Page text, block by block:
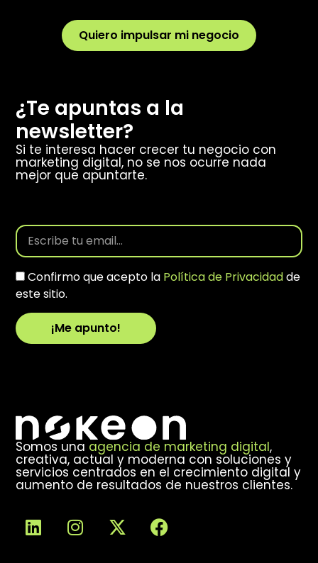
Quiero impulsar mi negocio
¿Te apuntas a la
newsletter?
Si te interesa hacer crecer tu negocio con
marketing digital, no se nos ocurre nada
mejor que apuntarte.
Confirmo que acepto la Política de Privacidadde
este sitio.
¡Me apunto!
Somos una agencia de marketing digital,
creativa, actual y moderna con soluciones y
servicios centrados en el crecimiento digital y
aumento de resultados de nuestros clientes.